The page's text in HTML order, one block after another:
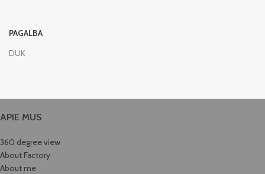
PAGALBA
DUK
APIE MUS
360 degree view
About Factory
About me